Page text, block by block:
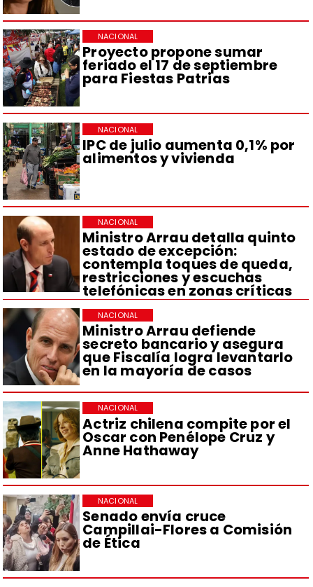
Proyecto propone sumar
feriado el 17 de septiembre
para Fiestas Patrias
NACIONAL
IPC de julio aumenta 0,1% por
alimentos y vivienda
NACIONAL
Ministro Arrau detalla quinto
estado de excepción:
contempla toques de queda,
restricciones y escuchas
telefónicas en zonas críticas
NACIONAL
Ministro Arrau defiende
secreto bancario y asegura
que Fiscalía logra levantarlo
en la mayoría de casos
NACIONAL
Actriz chilena compite por el
Oscar con Penélope Cruz y
Anne Hathaway
NACIONAL
Senado envía cruce
Campillai-Flores a Comisión
de Ética
NACIONAL